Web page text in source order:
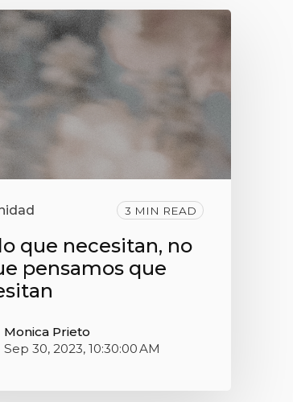
3 MIN READ
que necesitan, no
pensamos que
Monica Prieto
Sep 30, 2023, 10:30:00 AM